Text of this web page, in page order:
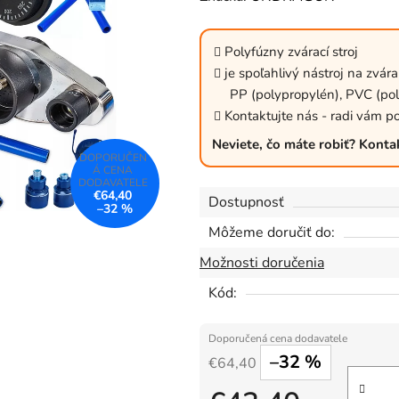
je
0,0
hviezdičiek.
Polyfúzny zvárací stroj
je spoľahlivý nástroj na
PP (polypropylén), PVC
Kontaktujte nás - radi vám
Neviete, čo máte robiť?
Dostupnosť
Môžeme doručiť do:
Možnosti doručenia
Kód:
€64,40 –32 %
€64,40
–32 %